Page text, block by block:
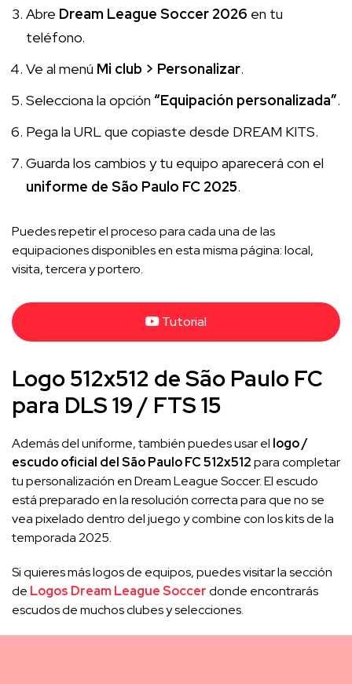
Abre Dream League Soccer 2026 en tu
teléfono.
Ve al menú Mi club > Personalizar.
Selecciona la opción “Equipación personalizada”.
Pega la URL que copiaste desde DREAM KITS.
Guarda los cambios y tu equipo aparecerá con el
uniforme de São Paulo FC 2025.
Puedes repetir el proceso para cada una de las
equipaciones disponibles en esta misma página: local,
visita, tercera y portero.
Tutorial
Logo 512x512 de São Paulo FC
para DLS 19 / FTS 15
Además del uniforme, también puedes usar el logo /
escudo oficial del São Paulo FC 512x512para completar
tu personalización en Dream League Soccer. El escudo
está preparado en la resolución correcta para que no se
vea pixelado dentro del juego y combine con los kits de la
temporada 2025.
Si quieres más logos de equipos, puedes visitar la sección
de Logos Dream League Soccerdonde encontrarás
escudos de muchos clubes y selecciones.